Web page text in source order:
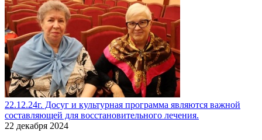
22.12.24г. Досуг и культурная программа являются важной
составляющей для восстановительного лечения.
22 декабря 2024